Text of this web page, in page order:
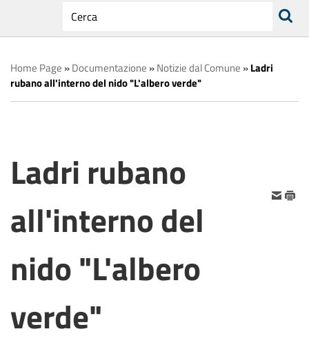
testo
da
cercare
ricerca
Home Page »Documentazione »Notizie dal Comune »Ladri
rubano all'interno del nido "L'albero verde"
Ladri rubano
all'interno del
nido "L'albero
verde"